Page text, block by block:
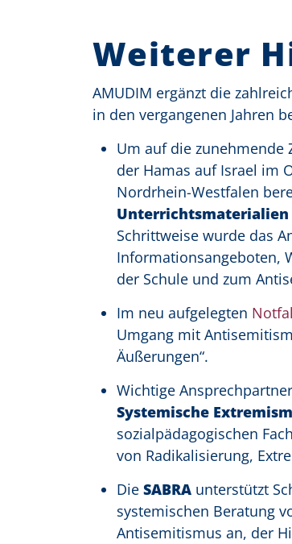
Weiterer
AMUDIM ergänzt die
in den vergangenen Jahren
Um auf die
der Hamas auf Israel im
Nordrhein-Westfalen
Schrittweise wurde das
Informationsangeboten,
der Schule und zum
Im neu aufgelegten
Umgang mit
Äußerungen“.
Wichtige
Systemische
sozialpädagogischen
von Radikalisierung,
Die SABRAunterstützt
systemischen Beratung
Antisemitismus an, der